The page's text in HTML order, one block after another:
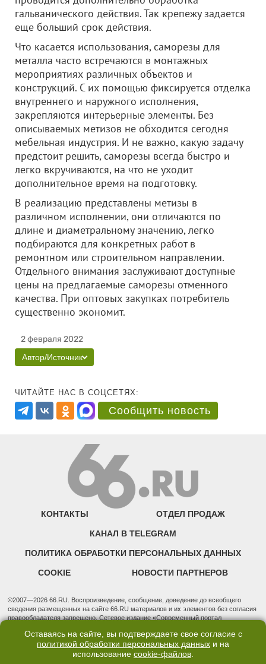
гальванического действия. Так крепежу задается
еще больший срок действия.
Что касается использования, саморезы для
металла часто встречаются в монтажных
мероприятиях различных объектов и
конструкций. С их помощью фиксируется отделка
внутреннего и наружного исполнения,
закрепляются интерьерные элементы. Без
описываемых метизов не обходится сегодня
мебельная индустрия. И не важно, какую задачу
предстоит решить, саморезы всегда быстро и
легко вкручиваются, на что не уходит
дополнительное время на подготовку.
В реализацию представлены метизы в
различном исполнении, они отличаются по
длине и диаметральному значению, легко
подбираются для конкретных работ в
ремонтном или строительном направлении.
Отдельного внимания заслуживают доступные
цены на предлагаемые саморезы отменного
качества. При оптовых закупках потребитель
существенно экономит.
2 февраля 2022
Автор/Источник
ЧИТАЙТЕ НАС В СОЦСЕТЯХ:
Сообщить новость
КОНТАКТЫ ОТДЕЛ ПРОДАЖ
КАНАЛ В TELEGRAM
ПОЛИТИКА ОБРАБОТКИ ПЕРСОНАЛЬНЫХ ДАННЫХ
COOKIE НОВОСТИ ПАРТНЕРОВ
©2007—2026 66.RU. Воспроизведение, сообщение, доведение до всеобщего
сведения размещенных на сайте 66.RU материалов и их элементов без согласия
правообладателя запрещено. Сетевое издание «Современный портал
надзору в сфере связи, информационных технологий и массовых коммуникаций
(Роскомнадзор). Регистрационный номер ЭЛ № ФС 77 - 76634 от 02.09.2019
Учредитель: Общество с ограниченной ответственностью "66.ру". Юридический
Оставаясь на сайте, вы подтверждаете свое согласие с
политикой обработки персональных данных и на
использование cookie-файлов.